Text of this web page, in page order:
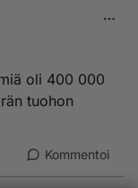
oli 400 000
tuohon
Kommentoi